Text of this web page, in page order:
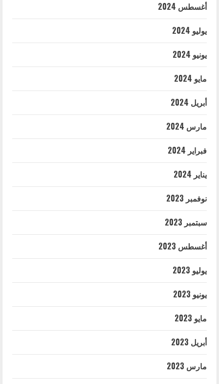
أغسطس 2024
يوليو 2024
يونيو 2024
مايو 2024
أبريل 2024
مارس 2024
فبراير 2024
يناير 2024
نوفمبر 2023
سبتمبر 2023
أغسطس 2023
يوليو 2023
يونيو 2023
مايو 2023
أبريل 2023
مارس 2023